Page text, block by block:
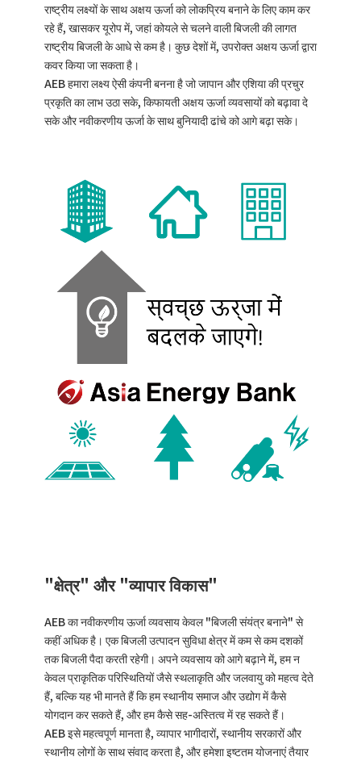
राष्ट्रीय लक्ष्यों के साथ अक्षय ऊर्जा को लोकप्रिय बनाने के लिए काम कर
रहे हैं, खासकर यूरोप में, जहां कोयले से चलने वाली बिजली की लागत
राष्ट्रीय बिजली के आधे से कम है। कुछ देशों में, उपरोक्त अक्षय ऊर्जा द्वारा
कवर किया जा सकता है।
AEB हमारा लक्ष्य ऐसी कंपनी बनना है जो जापान और एशिया की प्रचुर
प्रकृति का लाभ उठा सके, किफायती अक्षय ऊर्जा व्यवसायों को बढ़ावा दे
सके और नवीकरणीय ऊर्जा के साथ बुनियादी ढांचे को आगे बढ़ा सके।
"क्षेत्र" और "व्यापार विकास"
AEB का नवीकरणीय ऊर्जा व्यवसाय केवल "बिजली संयंत्र बनाने" से
कहीं अधिक है। एक बिजली उत्पादन सुविधा क्षेत्र में कम से कम दशकों
तक बिजली पैदा करती रहेगी। अपने व्यवसाय को आगे बढ़ाने में, हम न
केवल प्राकृतिक परिस्थितियों जैसे स्थलाकृति और जलवायु को महत्व देते
हैं, बल्कि यह भी मानते हैं कि हम स्थानीय समाज और उद्योग में कैसे
योगदान कर सकते हैं, और हम कैसे सह-अस्तित्व में रह सकते हैं।
AEB इसे महत्वपूर्ण मानता है, व्यापार भागीदारों, स्थानीय सरकारों और
स्थानीय लोगों के साथ संवाद करता है, और हमेशा इष्टतम योजनाएं तैयार